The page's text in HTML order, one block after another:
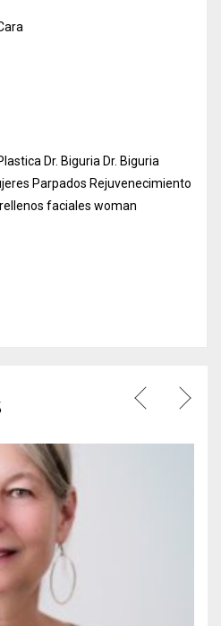
Dr. Biguria Dr. Biguria
Parpados Rejuvenecimiento
rellenos faciales woman